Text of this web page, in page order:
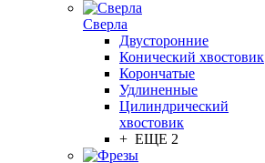
Сверла
Двусторонние
Конический хвостовик
Корончатые
Удлиненные
Цилиндрический
хвостовик
+ ЕЩЕ 2